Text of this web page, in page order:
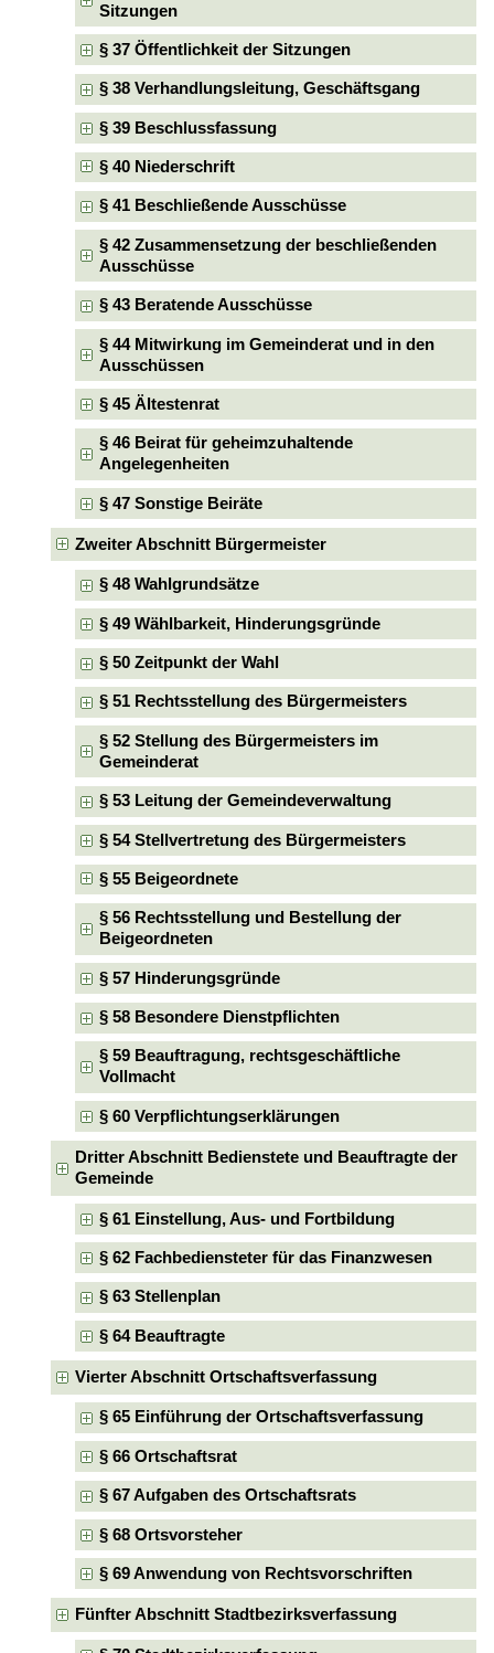
Sitzungen
§ 37 Öffentlichkeit der Sitzungen
§ 38 Verhandlungsleitung, Geschäftsgang
§ 39 Beschlussfassung
§ 40 Niederschrift
§ 41 Beschließende Ausschüsse
§ 42 Zusammensetzung der beschließenden
Ausschüsse
§ 43 Beratende Ausschüsse
§ 44 Mitwirkung im Gemeinderat und in den
Ausschüssen
§ 45 Ältestenrat
§ 46 Beirat für geheimzuhaltende
Angelegenheiten
§ 47 Sonstige Beiräte
Zweiter Abschnitt Bürgermeister
§ 48 Wahlgrundsätze
§ 49 Wählbarkeit, Hinderungsgründe
§ 50 Zeitpunkt der Wahl
§ 51 Rechtsstellung des Bürgermeisters
§ 52 Stellung des Bürgermeisters im
Gemeinderat
§ 53 Leitung der Gemeindeverwaltung
§ 54 Stellvertretung des Bürgermeisters
§ 55 Beigeordnete
§ 56 Rechtsstellung und Bestellung der
Beigeordneten
§ 57 Hinderungsgründe
§ 58 Besondere Dienstpflichten
§ 59 Beauftragung, rechtsgeschäftliche
Vollmacht
§ 60 Verpflichtungserklärungen
Dritter Abschnitt Bedienstete und Beauftragte der
Gemeinde
§ 61 Einstellung, Aus- und Fortbildung
§ 62 Fachbediensteter für das Finanzwesen
§ 63 Stellenplan
§ 64 Beauftragte
Vierter Abschnitt Ortschaftsverfassung
§ 65 Einführung der Ortschaftsverfassung
§ 66 Ortschaftsrat
§ 67 Aufgaben des Ortschaftsrats
§ 68 Ortsvorsteher
§ 69 Anwendung von Rechtsvorschriften
Fünfter Abschnitt Stadtbezirksverfassung